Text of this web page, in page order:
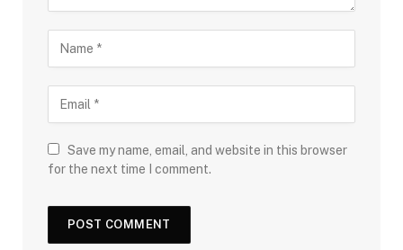
Save my name, email, and website in this browser
for the next time I comment.